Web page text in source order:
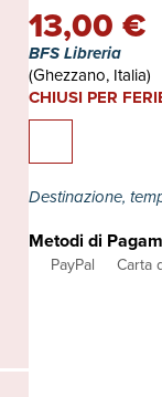
13,00 €
BFS Libreria
(Ghezzano, Italia)
CHIUSI PER
Destinazione,
Metodi di
PayPal Carta